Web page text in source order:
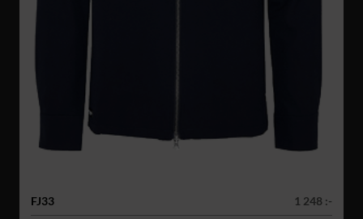
FJ33
1 248 :-